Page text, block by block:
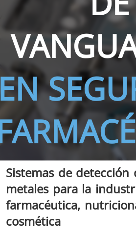
THS/PH210 THS/
THS/PH21N-FB THS/
THS/FBB
THS/MBB
THS/
THS/
Sistemas de detección
metales para la
farmacéutica,
cosmética